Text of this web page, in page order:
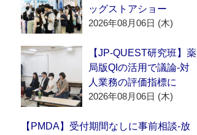
ッグストアショー
2026年08月06日 (木)
【JP-QUEST研究班】薬
局版QIの活用で議論‐対
人業務の評価指標に
2026年08月06日 (木)
【PMDA】受付期間なしに事前相談‐放